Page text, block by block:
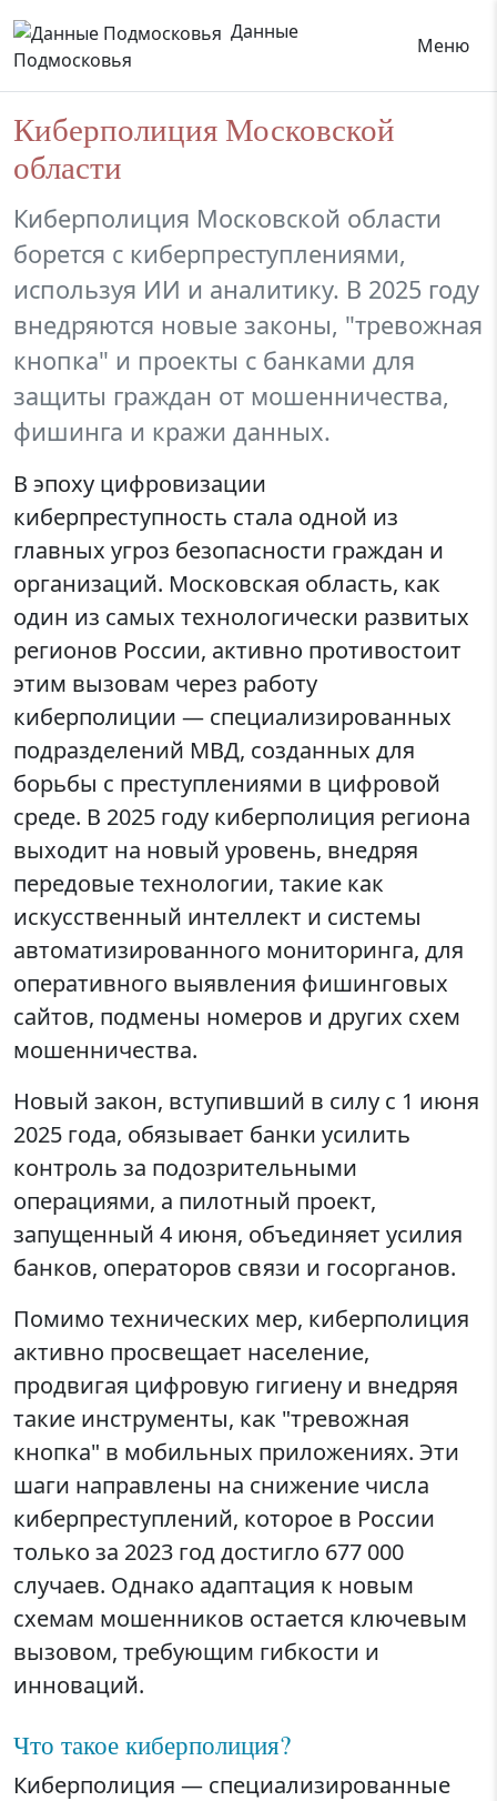
Данные
Подмосковья
Меню
Киберполиция Московской
области
Киберполиция Московской области
борется с киберпреступлениями,
используя ИИ и аналитику. В 2025 году
внедряются новые законы, "тревожная
кнопка" и проекты с банками для
защиты граждан от мошенничества,
фишинга и кражи данных.
В эпоху цифровизации
киберпреступность стала одной из
главных угроз безопасности граждан и
организаций. Московская область, как
один из самых технологически развитых
регионов России, активно противостоит
этим вызовам через работу
киберполиции — специализированных
подразделений МВД, созданных для
борьбы с преступлениями в цифровой
среде. В 2025 году киберполиция региона
выходит на новый уровень, внедряя
передовые технологии, такие как
искусственный интеллект и системы
автоматизированного мониторинга, для
оперативного выявления фишинговых
сайтов, подмены номеров и других схем
мошенничества.
Новый закон, вступивший в силу с 1 июня
2025 года, обязывает банки усилить
контроль за подозрительными
операциями, а пилотный проект,
запущенный 4 июня, объединяет усилия
банков, операторов связи и госорганов.
Помимо технических мер, киберполиция
активно просвещает население,
продвигая цифровую гигиену и внедряя
такие инструменты, как "тревожная
кнопка" в мобильных приложениях. Эти
шаги направлены на снижение числа
киберпреступлений, которое в России
только за 2023 год достигло 677 000
случаев. Однако адаптация к новым
схемам мошенников остается ключевым
вызовом, требующим гибкости и
инноваций.
Что такое киберполиция?
Киберполиция — специализированные